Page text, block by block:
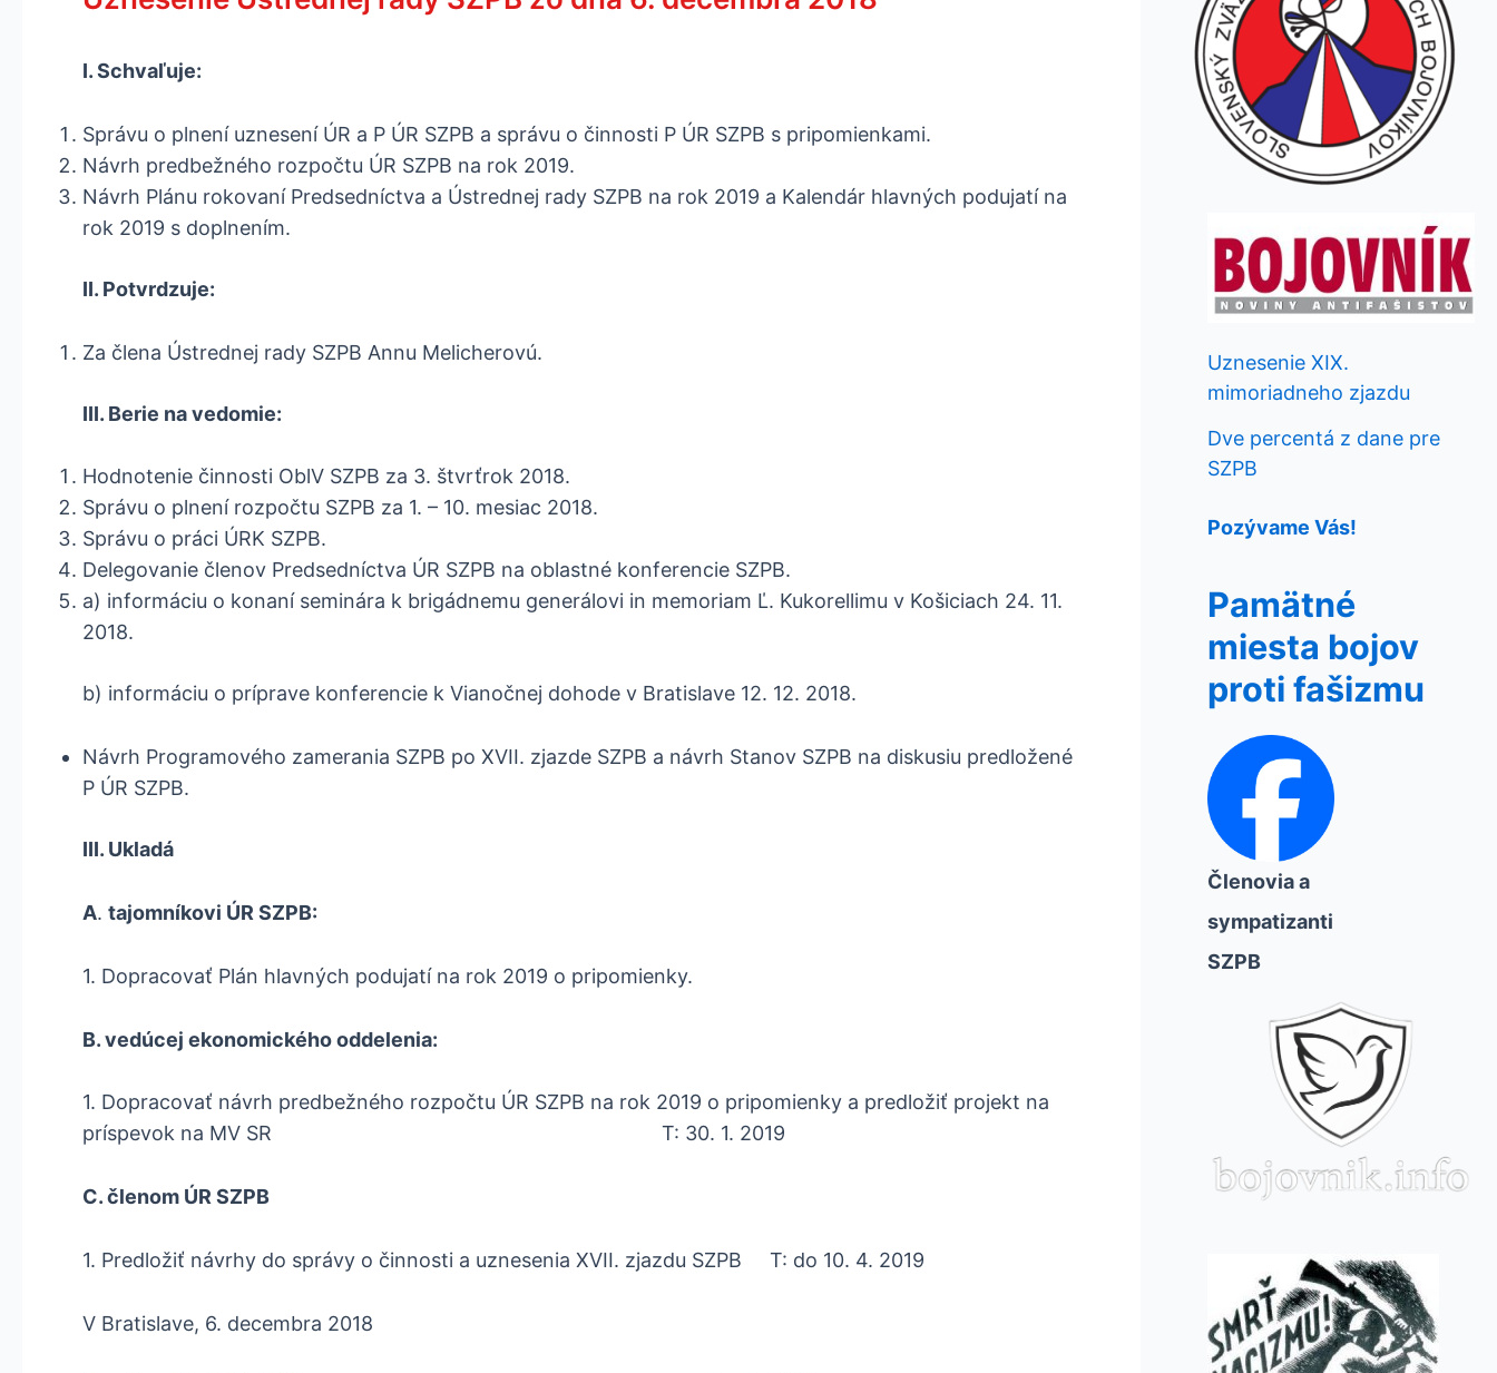
I. Schvaľuje:
Správu o plnení uznesení ÚR a P ÚR SZPB a správu o činnosti P ÚR SZPB s pripomienkami.
Návrh predbežného rozpočtu ÚR SZPB na rok 2019.
Návrh Plánu rokovaní Predsedníctva a Ústrednej rady SZPB na rok 2019 a Kalendár hlavných podujatí na
rok 2019 s doplnením.
II. Potvrdzuje:
Za člena Ústrednej rady SZPB Annu Melicherovú.
III. Berie na vedomie:
Hodnotenie činnosti OblV SZPB za 3. štvrťrok 2018.
Správu o plnení rozpočtu SZPB za 1. – 10. mesiac 2018.
Správu o práci ÚRK SZPB.
Delegovanie členov Predsedníctva ÚR SZPB na oblastné konferencie SZPB.
a) informáciu o konaní seminára k brigádnemu generálovi in memoriam Ľ. Kukorellimu v Košiciach 24. 11.
2018.
b) informáciu o príprave konferencie k Vianočnej dohode v Bratislave 12. 12. 2018.
Návrh Programového zamerania SZPB po XVII. zjazde SZPB a návrh Stanov SZPB na diskusiu predložené
P ÚR SZPB.
III. Ukladá
A. tajomníkovi ÚR SZPB:
1. Dopracovať Plán hlavných podujatí na rok 2019 o pripomienky.
B. vedúcej ekonomického oddelenia:
1. Dopracovať návrh predbežného rozpočtu ÚR SZPB na rok 2019 o pripomienky a predložiť projekt na
príspevok na MV SR T: 30. 1. 2019
C. členom ÚR SZPB
1. Predložiť návrhy do správy o činnosti a uznesenia XVII. zjazdu SZPB T: do 10. 4. 2019
V Bratislave, 6. decembra 2018
Uznesenie XIX.
mimoriadneho zjazdu
Dve percentá z dane pre
SZPB
Pozývame Vás!
Pamätné
miesta bojov
proti fašizmu
Členovia a
sympatizanti
SZPB